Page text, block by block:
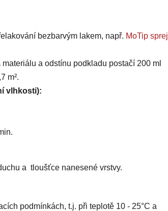
bezbarvým lakem, např. MoTip sprej
a odstínu podkladu postačí 200 ml
m².
vlhkosti):
a tloušťce nanesené vrstvy.
podmínkách, t.j. při teplotě 10 - 25°C a